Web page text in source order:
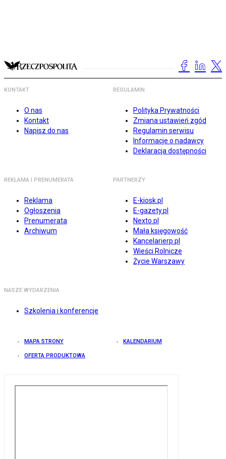
KONTAKT
O nas
Kontakt
Napisz do nas
REGULAMIN
Polityka Prywatności
Zmiana ustawień zgód
Regulamin serwisu
Informacje o nadawcy
Deklaracja dostępności
REKLAMA I PRENUMERATA
Reklama
Ogłoszenia
Prenumerata
Archiwum
PARTNERZY
E-kiosk.pl
E-gazety.pl
Nexto.pl
Mała księgowość
Kancelarierp.pl
Wieści Rolnicze
Życie Warszawy
NASZE WYDARZENIA
Szkolenia i konferencje
MAPA STRONY KALENDARIUM
OFERTA PRODUKTOWA